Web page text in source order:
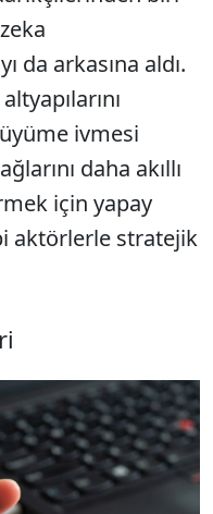
da arkasına aldı.
ivmesi
daha akıllı
için yapay
aktörlerle stratejik